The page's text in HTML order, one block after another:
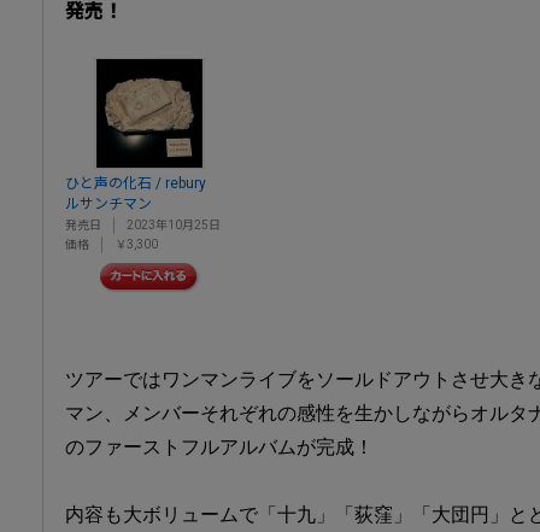
発売！
ひと声の化石 / rebury
ルサンチマン
発売日
2023年10月25日
価格
￥3,300
ツアーではワンマンライブをソールドアウトさせ大き
マン、メンバーそれぞれの感性を生かしながらオルタ
のファーストフルアルバムが完成！
内容も大ボリュームで「十九」「荻窪」「大団円」と